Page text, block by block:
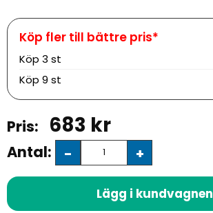
Köp 3 st
Köp 9 st
683 kr
Antal: +
-
Lägg i kundvagnen